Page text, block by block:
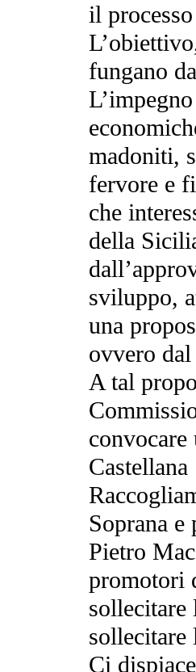
il
fungano
madoniti,
fervore e
che
della
sviluppo,
una
ovvero
A tal
convocare
Castellana
Soprana
Pietro
promotori
sollecitare
sollecitare
Ci